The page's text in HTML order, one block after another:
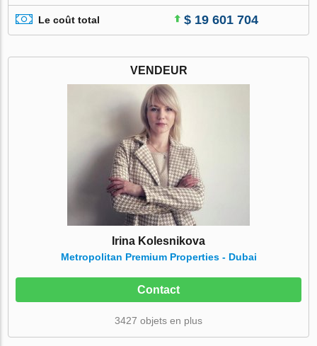
Le coût total $ 19 601 704
VENDEUR
Irina Kolesnikova
Metropolitan Premium Properties - Dubai
Contact
3427 objets en plus